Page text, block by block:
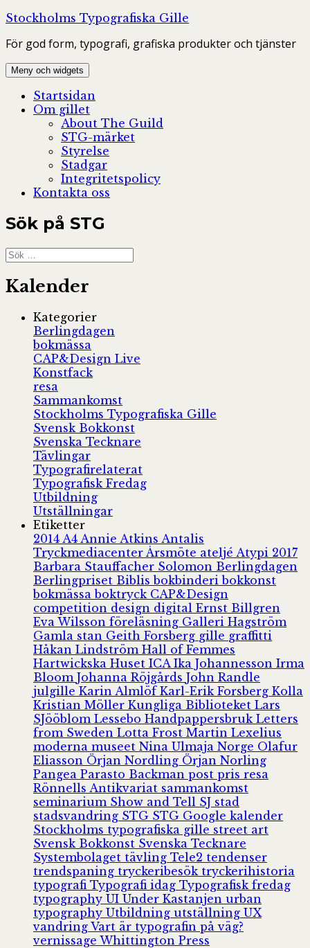
Hoppa
innehåll
Stockholms Typografiska Gille
För god form, typografi, grafiska produkter och tjänster
Meny och widgets
Startsidan
Om gillet
About The Guild
STG-märket
Styrelse
Stadgar
Integritetspolicy
Kontakta oss
Sök på STG
Sök
efter:
Kalender
Kategorier
Berlingdagen
bokmässa
CAP&Design Live
Konstfack
resa
Sammankomst
Stockholms Typografiska Gille
Svensk Bokkonst
Svenska Tecknare
Tävlingar
Typografirelaterat
Typografisk Fredag
Utbildning
Utställningar
Etiketter
2014 A4 Annie Atkins Antalis
Tryckmediacenter Årsmöte ateljé Atypi 2017
Barbara Stauffacher Solomon Berlingdagen
Berlingpriset Biblisbokbinderibokkonst
bokmässaboktryck CAP&Design
competition design digital Ernst Billgren
Eva Wilsson föreläsning Galleri Hagström
Gamla stan Geith Forsberg gille graffitti
Håkan Lindström Hall of Femmes
Hartwickska Huset ICA Ika Johannesson Irma
Bloom Johanna Röjgårds John Randle
julgille Karin Almlöf Karl-Erik Forsberg Kolla
Kristian Möller Kungliga Biblioteket Lars
SJööblom Lessebo Handpappersbruk Letters
from Sweden Lotta Frost Martin Lexelius
moderna museet Nina Ulmaja Norge Olafur
Eliasson Örjan Nordling Örjan Norling
Pangea Parasto Backman post pris resa
Rönnells Antikvariat sammankomst
seminarium Show and Tell SJ stad
stadsvandring STG STG Google kalender
Stockholms typografiska gille street art
Svensk Bokkonst Svenska Tecknare
Systembolaget tävling Tele2 tendenser
trendspaning tryckeribesök tryckerihistoria
typografi Typografi idag Typografisk fredag
typography UI Under Kastanjen urban
typography Utbildning utställning UX
vandring Vart är typografin på väg?
vernissage Whittington Press